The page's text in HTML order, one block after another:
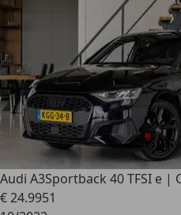
Audi A3Sportback 40 TFSI e
€ 24.9951